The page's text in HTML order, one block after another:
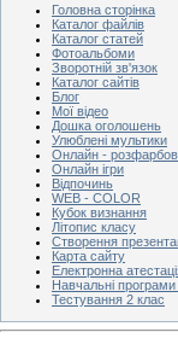
Головна сторінка
Каталог файлів
Каталог статей
Фотоальбоми
Зворотній зв'язок
Каталог сайтів
Блог
Мої відео
Дошка оголошень
Улюблені мультики
Онлайн -
Онлайн ігри
Відпочинь
WEB - COLOR
Кубок визнання
Літопис класу
Створення
Карта сайту
Електронна
Навчальні
Тестування 2 клас